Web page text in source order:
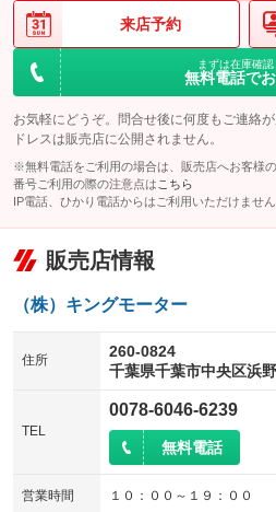
来店予約
まずは在庫確
無料電話で
お気軽にどうぞ。問合せ後に何度もご連絡
ドレスは販売店に公開されません。
※無料電話をご利用の場合は、販売店へお客様
番号ご利用の際の注意点は こちら
IP電話、ひかり電話からはご利用いただけません
販売店情報
（株）キングモーター
住所
260-0824
千葉県千葉市中央区浜
TEL
0078-6046-6239
無料電話
営業時間 １０：００～１９：００